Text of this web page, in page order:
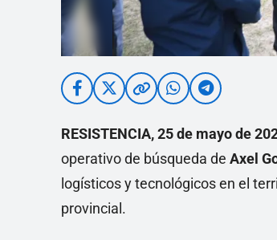
RESISTENCIA, 25 de mayo de
operativo de búsqueda de Axel
logísticos y tecnológicos en el
provincial.